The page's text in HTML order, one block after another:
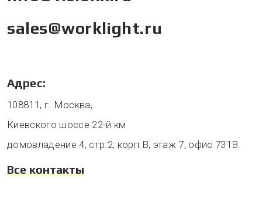
sales@worklight.ru
Адрес:
108811, г. Москва,
Киевского шоссе 22-й км
домовладение 4, стр.2, корп.В, этаж 7, офис 731В.
Все контакты